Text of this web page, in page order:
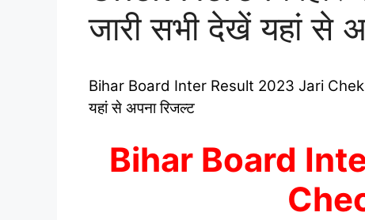
जारी सभी देखें यहां से
Bihar Board Inter Result 2023 Jari Chek
यहां से अपना रिजल्ट
Bihar Board